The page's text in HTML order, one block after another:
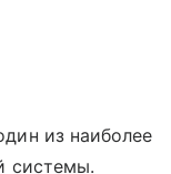
из наиболее
системы.